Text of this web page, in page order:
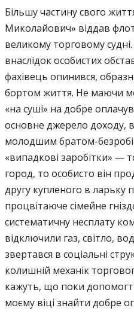
Більшу частину свого
Миколайович» віддав
великому торговому
внаслідок особистих
фахівець опинився,
бортом життя. Не маючи
«на суші» на добре
основне джерело доходу,
молодшим братом-
«випадкові заробітки» —
город, то особисто він
другу купленого в ларьку
процвітаюче сімейне
систематичну несплату
відключили газ, світло,
звертався в соціальні
колишній механік
кажуть, що поки
моєму віці знайти добре